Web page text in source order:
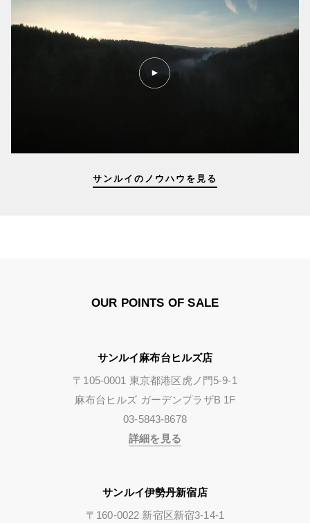
サンルイのノウハウを見る
PLAY
VIDEO
KNOW-
OUR POINTS OF SALE
サンルイ麻布台ヒルズ店
〒105-0001 東京都港区虎ノ門5-9-1
麻布台ヒルズ ガーデンプラザB 1F
03-5843-8678
詳細を見る
サンルイ伊勢丹新宿店
〒160-0022 新宿区新宿3-14-1